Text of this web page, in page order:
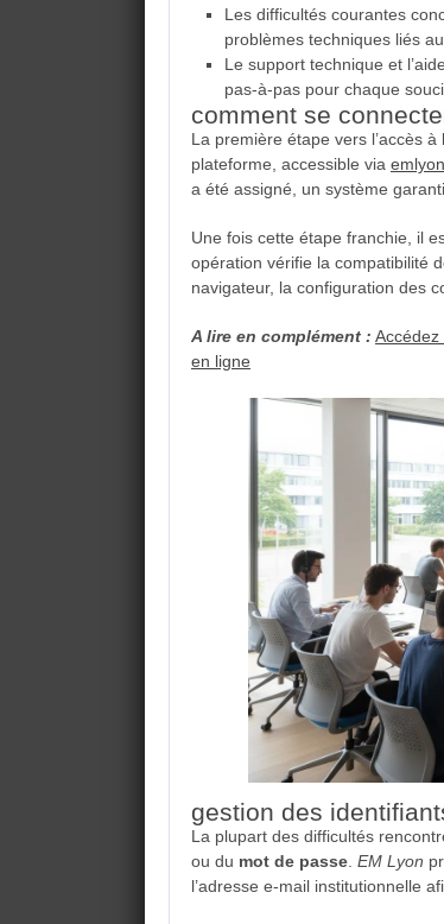
Les difficultés courantes
problèmes techniques liés
Le support technique et
pas-à-pas pour chaque
comment se
La première étape vers l’accès à
plateforme, accessible via
a été assigné, un système
Une fois cette étape franchie, il
opération vérifie la compatibilité
navigateur, la configuration des
A lire en complément :
en ligne
gestion des
La plupart des difficultés
ou du mot de passe. EM Lyon
l’adresse e-mail institutionnelle